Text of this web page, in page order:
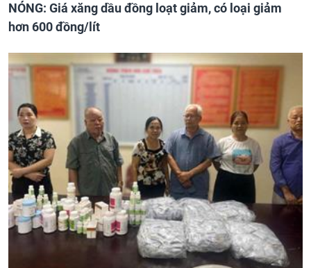
NÓNG: Giá xăng dầu đồng loạt giảm, có loại giảm
hơn 600 đồng/lít